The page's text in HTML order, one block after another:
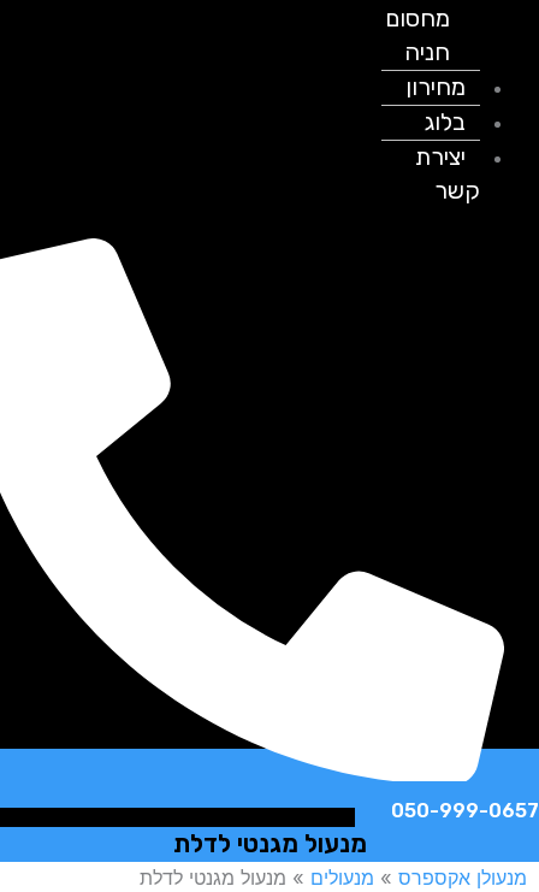
מחסום
חניה
מחירון
בלוג
יצירת
קשר
050-999-
מנעול מגנטי לדלת
אקספרס»מנעולים»מנעול מגנטי לדלת